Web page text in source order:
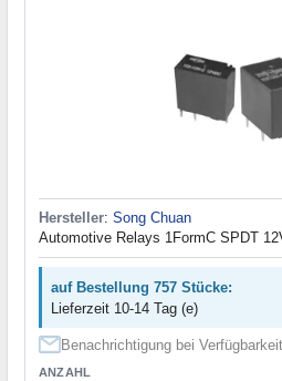
Hersteller: Song Chuan
Automotive Relays 1FormC SPDT
auf Bestellung 757 Stücke:
Lieferzeit 10-14 Tag (e)
Benachrichtigung bei Verfügbarkeit
ANZAHL